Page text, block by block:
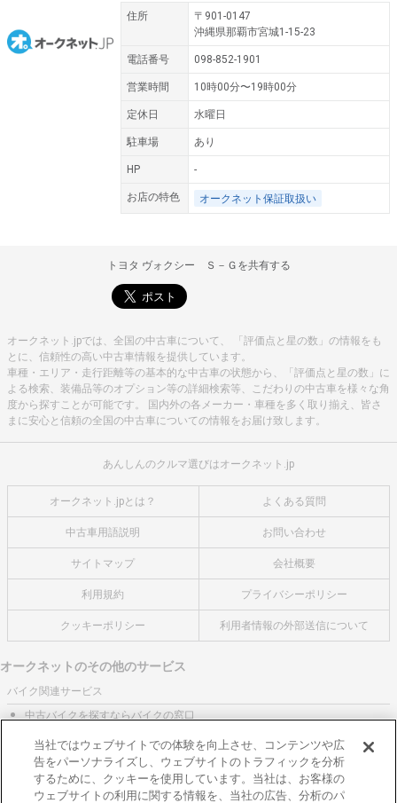
住所
〒901-0147
沖縄県那覇市宮城1-15-23
電話番号 098-852-1901
営業時間 10時00分〜19時00分
定休日 水曜日
駐車場 あり
HP -
お店の特色 オークネット保証取扱い
トヨタ ヴォクシー Ｓ－Ｇを共有する
オークネット.jpでは、全国の中古車について、 「評価点と星の数」の情報をも
とに、信頼性の高い中古車情報を提供しています。
車種・エリア・走行距離等の基本的な中古車の状態から、「評価点と星の数」に
よる検索、装備品等のオプション等の詳細検索等、こだわりの中古車を様々な角
度から探すことが可能です。 国内外の各メーカー・車種を多く取り揃え、皆さ
まに安心と信頼の全国の中古車についての情報をお届け致します。
あんしんのクルマ選びはオークネット.jp
オークネット.jpとは？ よくある質問
中古車用語説明 お問い合わせ
サイトマップ 会社概要
利用規約 プライバシーポリシー
クッキーポリシー 利用者情報の外部送信について
オークネットのその他のサービス
バイク関連サービス
中古バイクを探すならバイクの窓口
レンタルバイクに乗るならモトオークレンタルバイク
ブランド関連サービス
ブランド品の買取はギャラリーレア
当社ではウェブサイトでの体験を向上させ、コンテンツや広
告をパーソナライズし、ウェブサイトのトラフィックを分析
するために、クッキーを使用しています。当社は、お客様の
ウェブサイトの利用に関する情報を、当社の広告、分析のパ